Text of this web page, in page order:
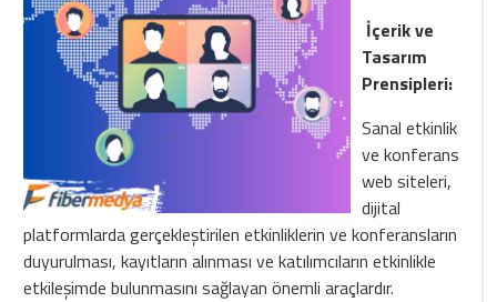
İçerik ve
Tasarım
Prensipleri:
Sanal etkinlik
ve konferans
web siteleri,
dijital
platformlarda gerçekleştirilen etkinliklerin ve konferansların
duyurulması, kayıtların alınması ve katılımcıların etkinlikle
etkileşimde bulunmasını sağlayan önemli araçlardır.